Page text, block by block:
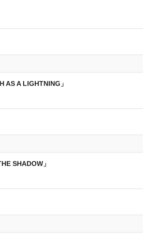
AS A LIGHTNING」
SHADOW」